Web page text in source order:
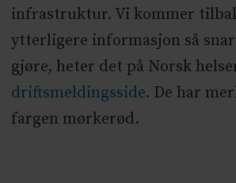
infrastruktur. Vi kommer
ytterligere informasjon så
gjøre, heter det på Norsk
driftsmeldingsside. De har
fargen mørkerød.